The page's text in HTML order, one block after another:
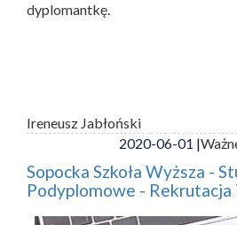
dyplomantkę.
Ireneusz Jabłoński
2020-06-01 |
Sopocka Szkoła Wyższa -
Podyplomowe - Rekrutacja